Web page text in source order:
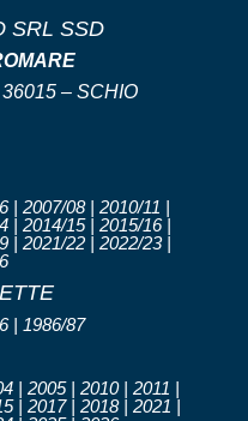
SRL SSD
– SCHIO
| 2007/08 | 2010/11 |
| 2014/15 | 2015/16 |
| 2021/22 | 2022/23 |
| 1986/87
| 2005 | 2010 | 2011 |
| 2017 | 2018 | 2021 |